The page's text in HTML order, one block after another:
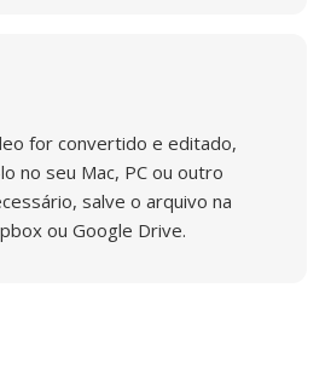
for convertido e editado,
no seu Mac, PC ou outro
salve o arquivo na
ou Google Drive.